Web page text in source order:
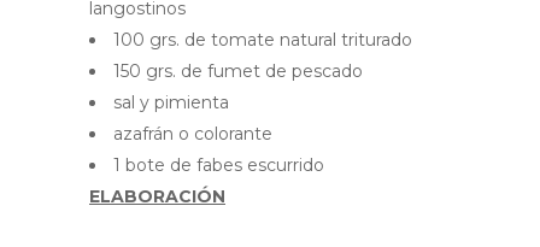
langostinos
100 grs. de tomate natural triturado
150 grs. de fumet de pescado
sal y pimienta
azafrán o colorante
1 bote de fabes escurrido
ELABORACIÓN